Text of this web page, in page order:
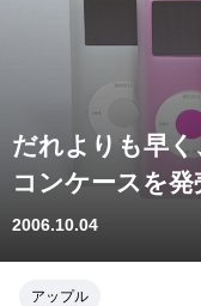
だれよりも早
コンケースを発
2006.10.04
アップル